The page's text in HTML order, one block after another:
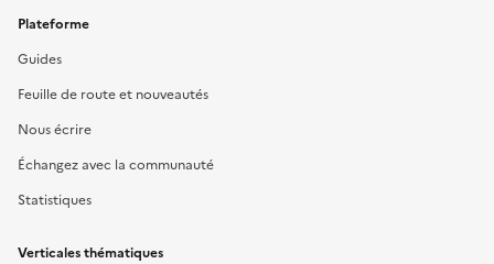
Plateforme
Guides
Feuille de route et nouveautés
Nous écrire
Échangez avec la communauté
Statistiques
Verticales thématiques